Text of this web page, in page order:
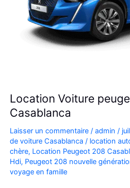
Location Voiture
Casablanca
Laisser un commentaire / admin /
de voiture Casablanca / location
chère, Location Peugeot 208
Hdi, Peugeot 208 nouvelle
voyage en famille